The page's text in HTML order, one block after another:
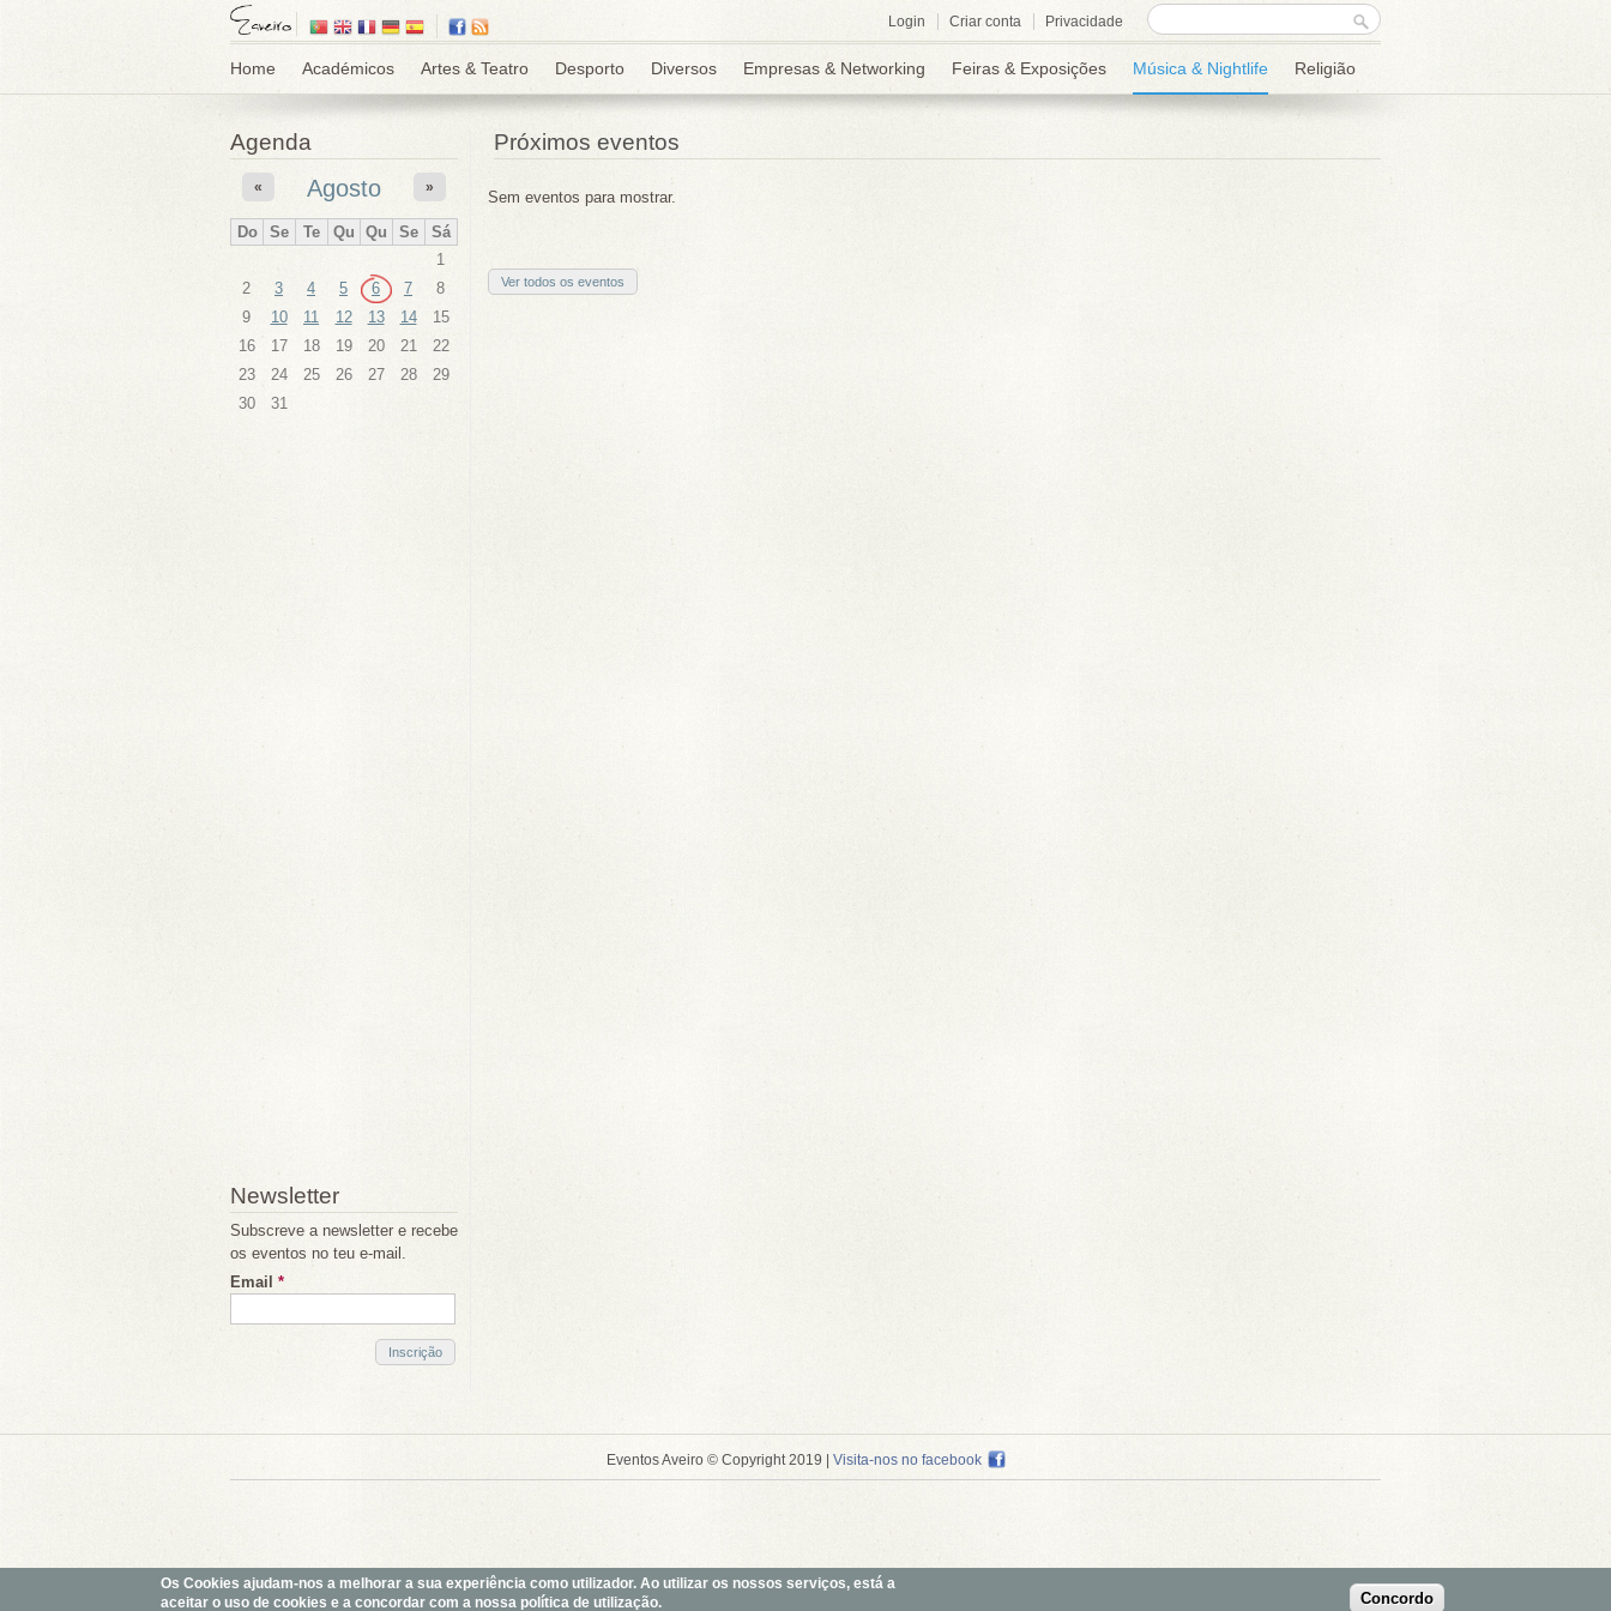
Formulário de
procura
Procurar
Login Criar conta Privacidade
Home Académicos Artes & Teatro Desporto Diversos Empresas & Networking Feiras & Exposições Música & Nightlife Religião
Agenda
Agosto
« »
Do Se Te Qu Qu Se
Sá
1
2
3 4 5 6 7
8
9
10 11 12 13 14
15
16
17 18 19 20 21
22
23
24 25 26 27 28
29
30
31
Newsletter
Subscreve a newsletter e recebe
os eventos no teu e-mail.
Email *
Próximos eventos
Sem eventos para mostrar.
Ver todos os eventos
Eventos Aveiro © Copyright 2019 | Visita-nos no facebook
Os Cookies ajudam-nos a melhorar a sua experiência como utilizador. Ao utilizar os nossos serviços, está a
aceitar o uso de cookies e a concordar com a nossa política de utilização.
Concordo